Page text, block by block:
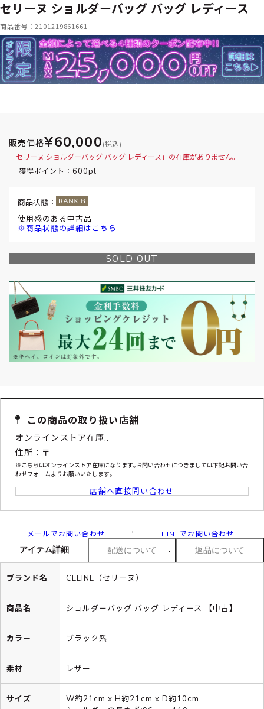
セリーヌ ショルダーバッグ バッグ レディース
商品番号：2101219861661
販売価格¥60,000 (税込)
「セリーヌ ショルダーバッグ バッグ レディース」の在庫がありません。
獲得ポイント： 600pt
商品状態：
使用感のある中古品
※商品状態の詳細はこちら
SOLD OUT
この商品の取り扱い店舗
オンラインストア在庫..
住所：〒
※こちらはオンラインストア在庫になります｡お問い合わせにつきましては下記お問い合
わせフォームよりお願いいたします｡
店舗へ直接問い合わせ
メールでお問い合わせ LINEでお問い合わせ
アイテム詳細 配送について 返品について
ブランド名 CELINE（セリーヌ）
商品名 ショルダーバッグ バッグ レディース 【中古】
カラー ブラック系
素材 レザー
サイズ
W約21cm x H約21cm x D約10cm